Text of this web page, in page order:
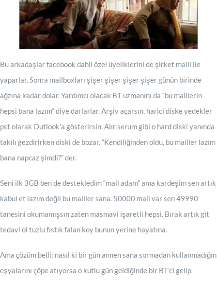
Bu arkadaşlar facebook dahil özel üyeliklerini de şirket maili ile
yaparlar. Sonra mailboxları şişer şişer şişer şişer günün birinde
ağzına kadar dolar. Yardımcı olacak BT uzmanını da “bu maillerin
hepsi bana lazım” diye darlarlar. Arşiv açarsın, harici diske yedekler
pst olarak Outlook’a gösterirsin. Alır serum gibi o hard diski yanında
takılı gezdirirken diski de bozar. “Kendiliğinden oldu, bu mailler lazım
bana napcaz şimdi?” der.
Seni ilk 3GB ben de destekledim “mail adam” ama kardeşim sen artık
kabul et lazım değil bu mailler sana. 50000 mail var sen 49990
tanesini okumamışsın zaten masmavi işaretli hepsi. Bırak artık git
tedavi ol tuzlu fıstık falan koy bunun yerine hayatına.
Ama çözüm belli; nasıl ki bir gün annen sana sormadan kullanmadığın
eşyalarını çöpe atıyorsa o kutlu gün geldiğinde bir BT’ci gelip